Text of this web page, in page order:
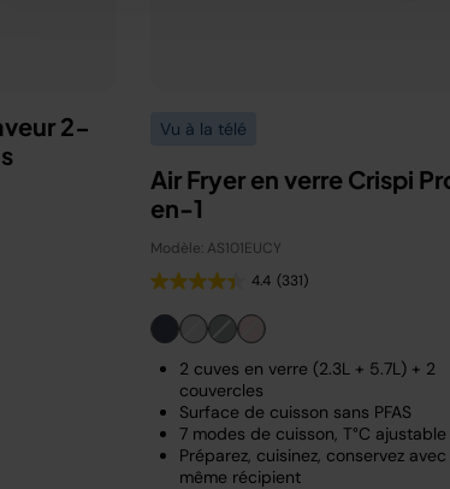
2-
Vu à la télé
Air Fryer en verre Crispi
en-1
Modèle: AS101EUCY
4.4 (331)
2 cuves en verre (2.3L + 5.7L) + 2
couvercles
Surface de cuisson sans PFAS
7 modes de cuisson, T°C ajustable
Préparez, cuisinez, conservez avec
même récipient